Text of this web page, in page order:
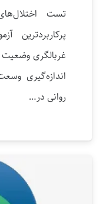
غربالگری وضعیت
اندازه‌گیری
روانی در…